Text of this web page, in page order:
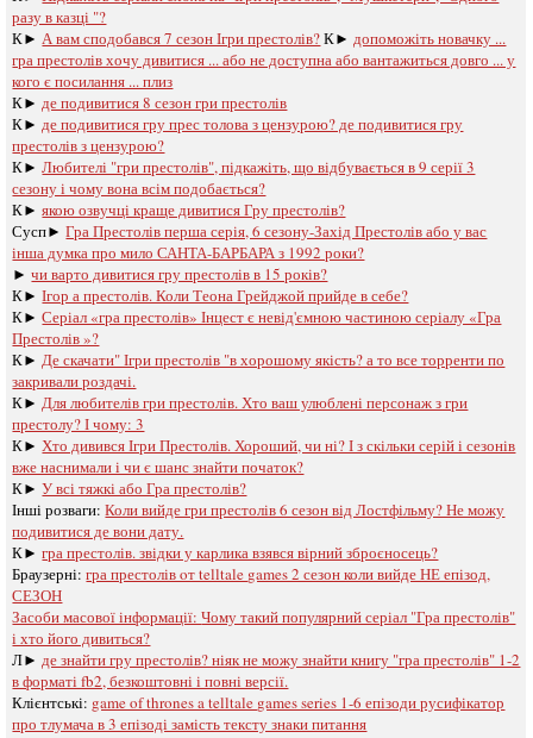
разу в казці "?
К► А вам сподобався 7 сезон Ігри престолів?К► допоможіть новачку ...
гра престолів хочу дивитися ... або не доступна або вантажиться довго ... у
кого є посилання ... плиз
К► де подивитися 8 сезон гри престолів
К► де подивитися гру прес толова з цензурою? де подивитися гру
престолів з цензурою?
К►Любителі "гри престолів", підкажіть, що відбувається в 9 серії 3
сезону і чому вона всім подобається?
К►якою озвучці краще дивитися Гру престолів?
Сусп►Гра Престолів перша серія, 6 сезону-Захід Престолів або у вас
інша думка про мило САНТА-БАРБАРА з 1992 роки?
►чи варто дивитися гру престолів в 15 років?
К►Ігор а престолів. Коли Теона Грейджой прийде в себе?
К►Серіал «гра престолів» Інцест є невід'ємною частиною серіалу «Гра
Престолів »?
К► Де скачати" Ігри престолів "в хорошому якість? а то все торренти по
закривали роздачі.
К► Для любителів гри престолів. Хто ваш улюблені персонаж з гри
престолу? І чому: 3
К► Хто дивився Ігри Престолів. Хороший, чи ні? І з скільки серій і сезонів
вже наснимали і чи є шанс знайти початок?
К►У всі тяжкі або Гра престолів?
Інші розваги: ​​Коли вийде гри престолів 6 сезон від Лостфільму? Не можу
подивитися де вони дату.
К►гра престолів. звідки у карлика взявся вірний зброєносець?
Браузерні:гра престолів oт telltale games 2 сезон коли вийде НЕ епізод,
СЕЗОН
Засоби масової інформації:Чому такий популярний серіал "Гра престолів"
і хто його дивиться?
Л► де знайти гру престолів? ніяк не можу знайти книгу "гра престолів" 1-2
в форматі fb2, безкоштовні і повні версії.
Клієнтські: game of thrones a telltale games series 1-6 епізоди русифікатор
про тлумача в 3 епізоді замість тексту знаки питання